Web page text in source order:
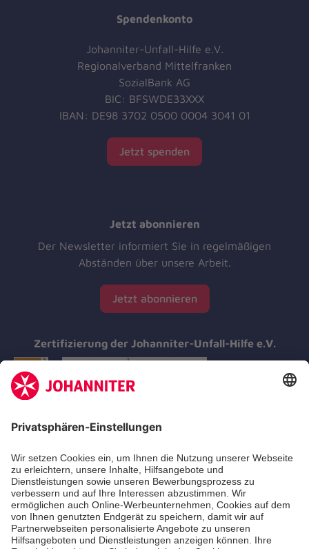
Spendenkonto
Johanniter-Unfall-Hilfe e.V.
Regionalverband Mittelfranken
SozialBank AG
BIC: BFSWDE33XXX
IBAN: DE98 3702 0500 0004 3041 01
Jetzt spenden
Jetzt abonnieren
Der Newsletter informiert Sie in regelmäßigen
Abständen über unsere Arbeit.
Jetzt abonnieren
Zertifizierung der Johanniter-Unfall-Hilfe e.V.
Aus- & Fortbildungen
Erste-Hilfe-Kurse
Jobs & Ehrenamt